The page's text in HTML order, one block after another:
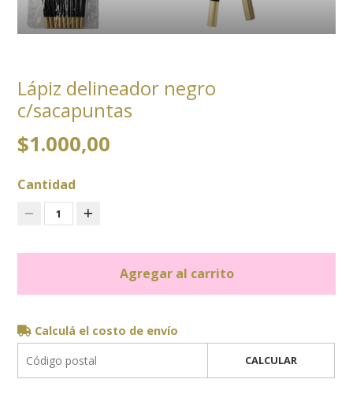
Lápiz delineador negro
c/sacapuntas
$1.000,00
Cantidad
1
Agregar al carrito
Calculá el costo de envío
CALCULAR